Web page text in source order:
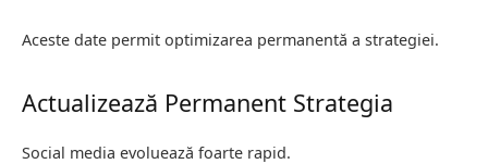
Aceste date permit optimizarea permanentă a strategiei.
Actualizează Permanent Strategia
Social media evoluează foarte rapid.